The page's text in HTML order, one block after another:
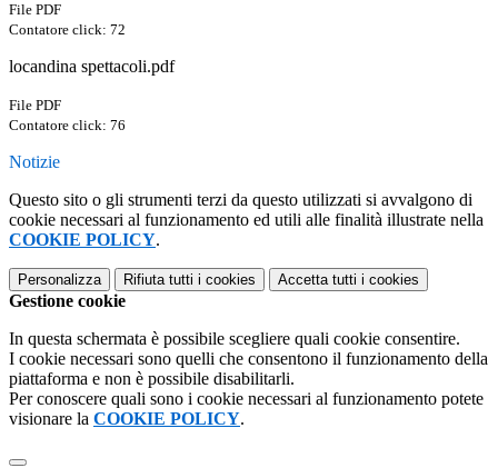
File PDF
Contatore click: 72
locandina spettacoli.pdf
File PDF
Contatore click: 76
Notizie
Questo sito o gli strumenti terzi da questo utilizzati si avvalgono di
cookie necessari al funzionamento ed utili alle finalità illustrate nella
COOKIE POLICY.
Personalizza Rifiuta tutti i cookies Accetta tutti i cookies
Gestione cookie
In questa schermata è possibile scegliere quali cookie consentire.
I cookie necessari sono quelli che consentono il funzionamento della
piattaforma e non è possibile disabilitarli.
Per conoscere quali sono i cookie necessari al funzionamento potete
visionare la COOKIE POLICY.